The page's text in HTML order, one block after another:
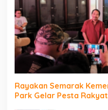
Rayakan Semarak
Park Gelar Pesta